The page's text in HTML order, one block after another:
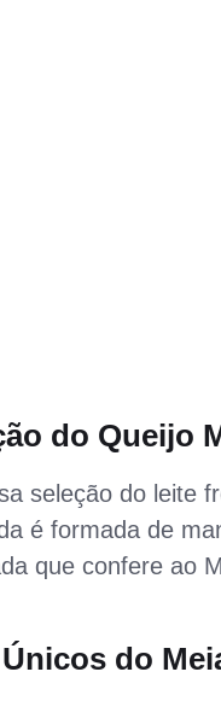
do Queijo
seleção do leite
é formada de
que confere ao
do